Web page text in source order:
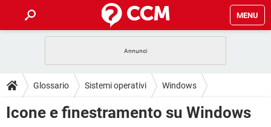
MENU
INTRATTENIMENTO ANDROID
iOS WINDOWS 10
GUIDE
COVID-19 GAMING
INTRATTENIMENTO ANDROID
DOWNLOAD
Glossario Sistemi operativi Windows
Icone e finestramento su Windows